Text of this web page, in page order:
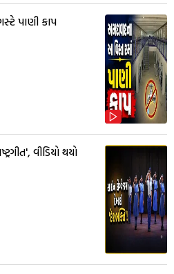
પાણી કાપ
વીડિયો થયો